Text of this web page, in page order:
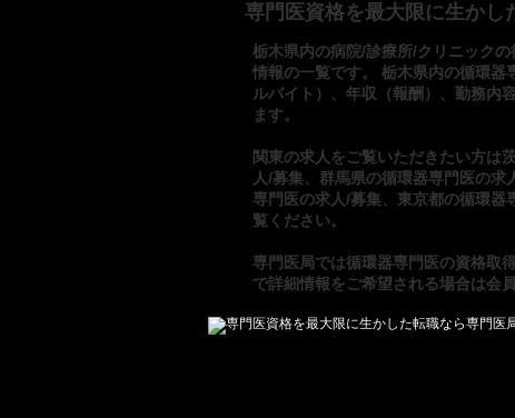
専門医資格を最大限に生かし
栃木県内の病院/診療所/クリニック
情報の一覧です。 栃木県内の循環器
ルバイト）、年収（報酬）、勤務内
ます。
関東の求人をご覧いただきたい方は
人/募集
群馬県の循環器専門医の求
専門医の求人/募集
東京都の循環器
覧ください。
専門医局では循環器専門医の資格取
で詳細情報をご希望される場合は会